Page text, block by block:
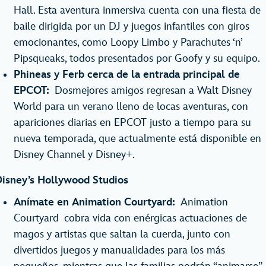
Hall. Esta aventura inmersiva cuenta con una fiesta de
baile dirigida por un DJ y juegos infantiles con giros
emocionantes, como Loopy Limbo y Parachutes ‘n’
Pipsqueaks, todos presentados por Goofy y su equipo.
Phineas y Ferb cerca de la entrada principal de
EPCOT: Dosmejores amigos regresan a Walt Disney
World para un verano lleno de locas aventuras, con
apariciones diarias en EPCOT justo a tiempo para su
nueva temporada, que actualmente está disponible en
Disney Channel y Disney+.
Hollywood Studios
Anímate en Animation Courtyard: Animation
Courtyard cobra vida con enérgicas actuaciones de
magos y artistas que saltan la cuerda, junto con
divertidos juegos y manualidades para los más